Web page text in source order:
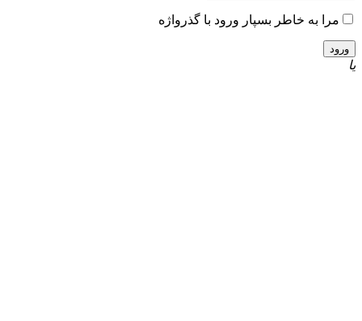
مرا به خاطر بسپار ورود با گذرواژه
یا